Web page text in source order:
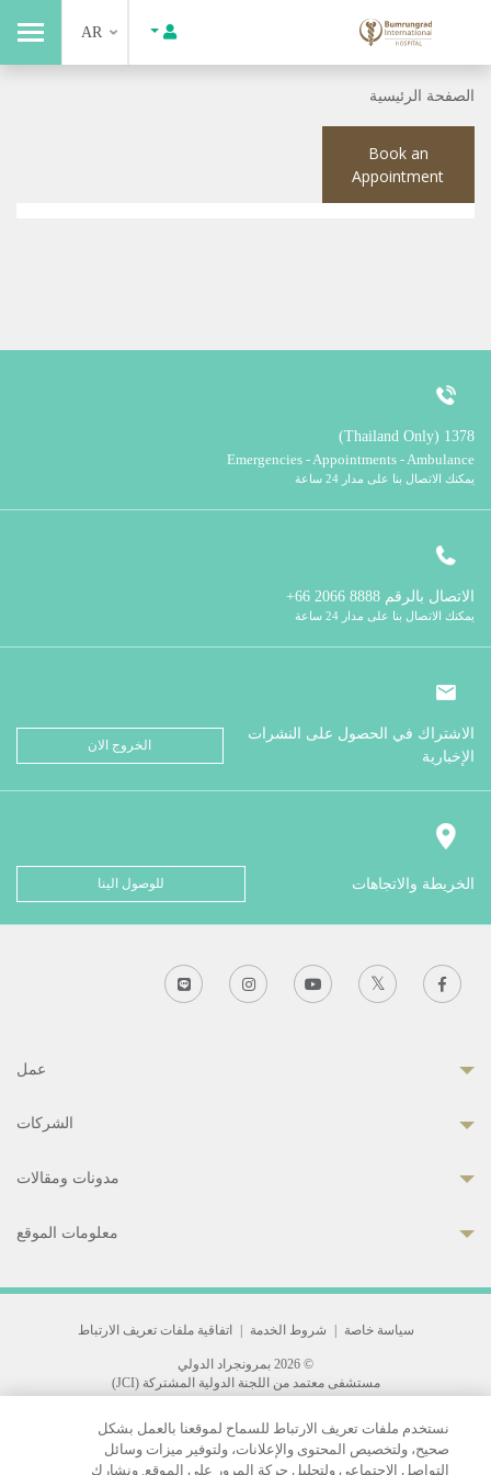
AR
الصفحة الرئيسية
Book an
Appointment
1378 (Thailand Only)
Emergencies - Appointments - Ambulance
يمكنك الاتصال بنا على مدار 24 ساعة
الاتصال بالرقم
يمكنك الاتصال بنا على مدار 24 ساعة
الاشتراك في الحصول على النشرات
الإخبارية
الخروج الان
الخريطة والاتجاهات للوصول الينا
عمل
الشركات
مدونات ومقالات
معلومات الموقع
سياسة خاصة شروط الخدمة اتفاقية ملفات تعريف الارتباط
© 2026 بمرونجراد الدولي
مستشفى معتمد من اللجنة الدولية المشتركة (JCI)
33 Sukhumvit 3, Wattana, Bangkok 10110 Thailand.
All rights reserved.
نستخدم ملفات تعريف الارتباط للسماح لموقعنا بالعمل بشكل
صحيح، ولتخصيص المحتوى والإعلانات، ولتوفير ميزات وسائل
التواصل الاجتماعي ولتحليل حركة المرور على الموقع. ونشارك